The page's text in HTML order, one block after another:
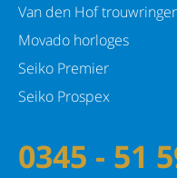
Van den Hof
Movado horloges
Seiko Premier
Seiko Prospex
0345 - 51